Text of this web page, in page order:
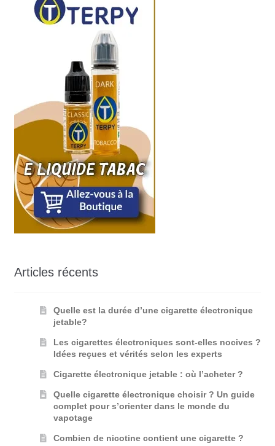
Articles récents
Quelle est la durée d’une cigarette électronique
jetable?
Les cigarettes électroniques sont-elles nocives ?
Idées reçues et vérités selon les experts
Cigarette électronique jetable : où l’acheter ?
Quelle cigarette électronique choisir ? Un guide
complet pour s’orienter dans le monde du
vapotage
Combien de nicotine contient une cigarette ?